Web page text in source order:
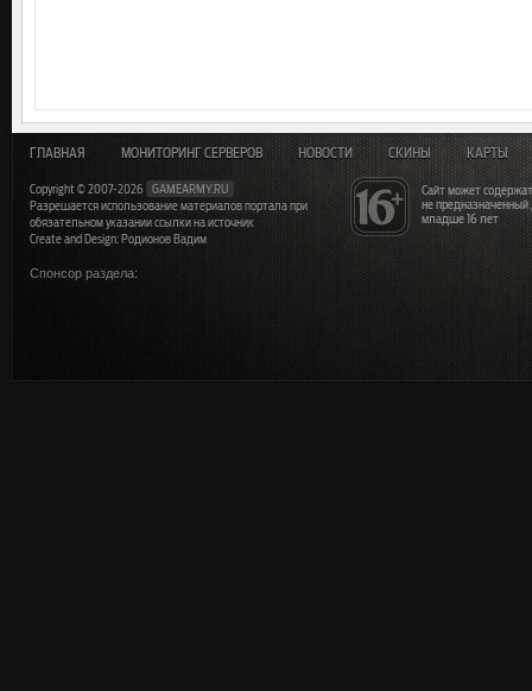
Сайт может
не
младше 16 лет
ГЛАВНАЯ МОНИТОРИНГ СЕРВЕРОВ НОВОСТИ СКИНЫ КАРТЫ
Copyright © 2007-2026
GAMEARMY.RU
Разрешается использование материалов портала при
обязательном указании ссылки на источник
Create and Design: Родионов Вадим
Спонсор раздела: